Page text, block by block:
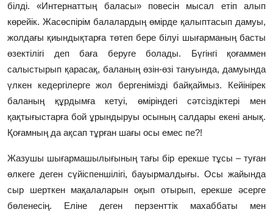
білді. «Интернаттың баласы» повесін мысал етіп алып
көрейік. Жасөспірім балалардың өмірде қалыптасып дамуы,
жолдағы қиындықтарға төтеп бере білуі шығарманың басты
өзектілігі деп баға беруге болады. Бүгінгі қоғаммен
салыстырып қарасақ, баланың өзін-өзі тануында, дамуында
үлкен кедергілерге жол бергенімізді байқаймыз. Кейінірек
баланың құрдымға кетуі, өміріндегі сәтсіздіктері мен
қақтығыстарға бой ұрындыруы осының салдары екені анық.
Қоғамның да ақсап тұрған шағы осы емес пе?!
Жазушы шығармашылығының тағы бір ерекше тұсы – туған
өлкеге деген сүйіспеншілігі, бауырмалдығы. Осы жайында
сыр шерткен мақалаларын оқып отырып, ерекше әсерге
бөленесің. Еліне деген перзенттік махаббаты мен